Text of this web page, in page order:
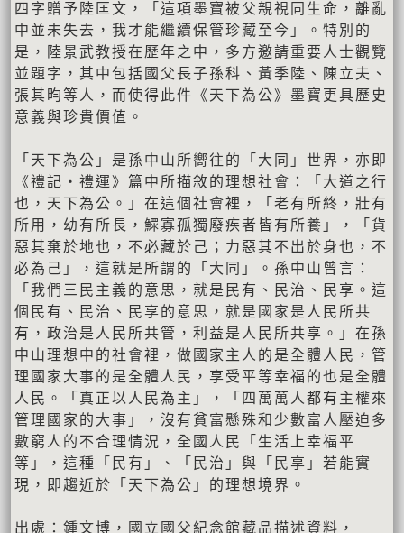
四字贈予陸匡文，「這項墨寶被父親視同生命，離亂
中並未失去，我才能繼續保管珍藏至今」。特別的
是，陸景武教授在歷年之中，多方邀請重要人士觀覽
並題字，其中包括國父長子孫科、黃季陸、陳立夫、
張其昀等人，而使得此件《天下為公》墨寶更具歷史
意義與珍貴價值。
「天下為公」是孫中山所嚮往的「大同」世界，亦即
《禮記‧禮運》篇中所描敘的理想社會：「大道之行
也，天下為公。」在這個社會裡，「老有所終，壯有
所用，幼有所長，鰥寡孤獨廢疾者皆有所養」，「貨
惡其棄於地也，不必藏於己；力惡其不出於身也，不
必為己」，這就是所謂的「大同」。孫中山曾言：
「我們三民主義的意思，就是民有、民治、民享。這
個民有、民治、民享的意思，就是國家是人民所共
有，政治是人民所共管，利益是人民所共享。」在孫
中山理想中的社會裡，做國家主人的是全體人民，管
理國家大事的是全體人民，享受平等幸福的也是全體
人民。「真正以人民為主」，「四萬萬人都有主權來
管理國家的大事」，沒有貧富懸殊和少數富人壓迫多
數窮人的不合理情況，全國人民「生活上幸福平
等」，這種「民有」、「民治」與「民享」若能實
現，即趨近於「天下為公」的理想境界。
出處：鍾文博，國立國父紀念館藏品描述資料，